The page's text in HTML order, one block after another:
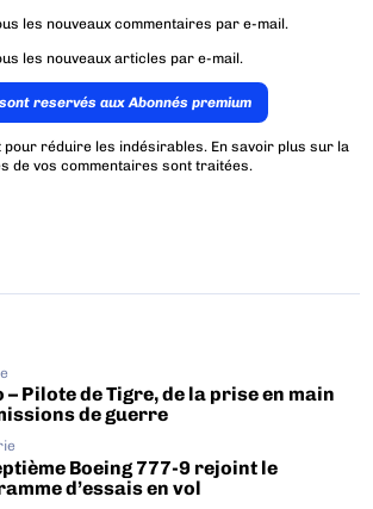
les nouveaux commentaires par e-mail.
les nouveaux articles par e-mail.
reservés aux Abonnés premium
pour réduire les indésirables. En savoir plus sur la
de vos commentaires sont traitées.
– Pilote de Tigre, de la prise en main
de guerre
Boeing 777-9 rejoint le
d’essais en vol